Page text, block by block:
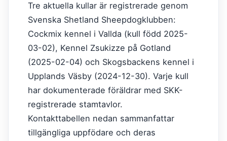
Tre aktuella kullar är registrerade genom
Svenska Shetland Sheepdogklubben:
Cockmix kennel i Vallda (kull född 2025-
03-02), Kennel Zsukizze på Gotland
(2025-02-04) och Skogsbackens kennel i
Upplands Väsby (2024-12-30). Varje kull
har dokumenterade föräldrar med SKK-
registrerade stamtavlor.
Kontakttabellen nedan sammanfattar
tillgängliga uppfödare och deras